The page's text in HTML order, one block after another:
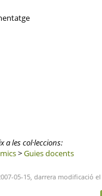
a les col·leccions:
>Guies docents
05-15, darrera modificació el